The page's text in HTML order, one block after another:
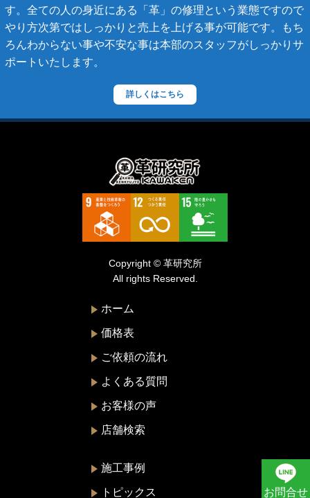
ステラーズ
セリーヌ
ダニエル・ボブ
ディーゼル
トゥモローランド
ドルチェ&ガッバーナ
バレンシアガ
ハンティングワールド
ビーアンドビーイタリア
ピエール・カルダン
す。全ての人の身近にある「革」の修理という業態ですので
やり方次第ではしっかりと売上を上げる事が可能です。もち
ろんわからない事や不安な事は本部のスタッフがしっかりサ
ポートいたします。
詳しくはこちら
Copyright © 革研究所
All rights Reserved.
ホーム
価格表
ご依頼の流れ
よくある質問
お客様の声
店舗検索
施工事例
トピックス お問合せ